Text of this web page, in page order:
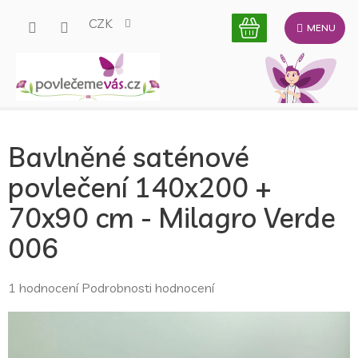
CZK
Bavlněné saténové
povlečení 140x200 +
70x90 cm - Milagro Verde
006
Průměrné
1 hodnocení Podrobnosti hodnocení